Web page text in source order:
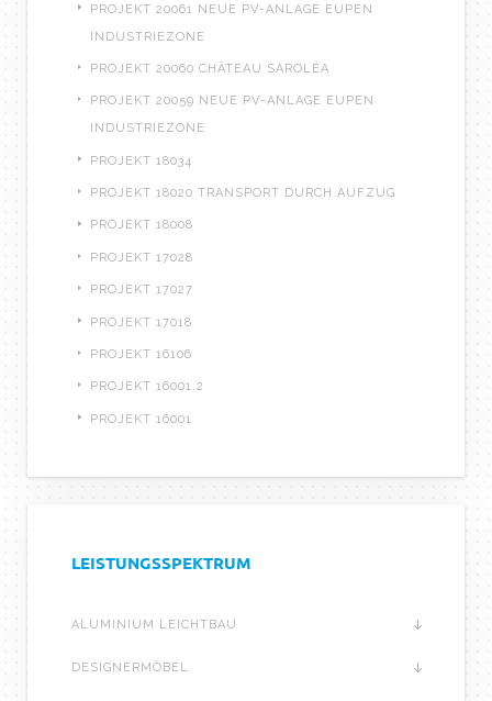
PROJEKT 20061 NEUE PV-ANLAGE EUPEN
INDUSTRIEZONE
PROJEKT 20060 CHÂTEAU SAROLÉA
PROJEKT 20059 NEUE PV-ANLAGE EUPEN
INDUSTRIEZONE
PROJEKT 18034
PROJEKT 18020 TRANSPORT DURCH AUFZUG
PROJEKT 18008
PROJEKT 17028
PROJEKT 17027
PROJEKT 17018
PROJEKT 16106
PROJEKT 16001.2
PROJEKT 16001
LEISTUNGSSPEKTRUM
ALUMINIUM LEICHTBAU
DESIGNERMÖBEL